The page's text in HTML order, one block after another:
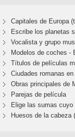
Capitales de Europa
Escribe los planetas
Vocalista y grupo
Modelos de coches -
Títulos de películas
Ciudades romanas
Obras principales de
Parejas de película
Elige las sumas
Huesos de la cabeza